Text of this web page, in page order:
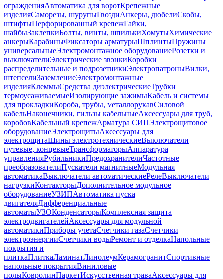
огражденияАвтоматика для воротКрепежные
изделияСаморезы, шурупыГвоздиАнкеры, дюбелиСкобы,
штифтыПерфорированный крепежГайки,
шайбыЗаклепкиБолты, винты, шпилькиХомутыХимические
анкерыКарабиныФиксаторы арматурыШплинтыПружины
универсальныеЭлектромонтажное оборудованиеРозетки и
выключателиЭлектрические звонкиКоробки
распределительные и подрозетникиЭлектропатроныВилки,
штепселиЗаземлениеЭлектромонтажные
изделияКлеммыСредства диэлектрическиеТрубки
термоусаживаемыеИзолирующие зажимыКабель и системы
для прокладкиКороба, трубы, металлорукавСиловой
кабельНаконечники, гильзы кабельныеАксессуары для труб,
коробовКабельный крепежАрматура СИПЭлектрощитовое
оборудованиеЭлектрощитыАксессуары для
электрощитаШины электротехническиеВыключатели
путевые, концевыеТрансформаторыАппаратура
управленияРубильникиПредохранителиЧастотные
преобразователиПускатели магнитныеМодульная
автоматикаВыключатели автоматическиеРелеВыключатели
нагрузкиКонтакторыДополнительное модульное
оборудованиеУЗИПАвтоматика пуска
двигателяДифференциальные
автоматыУЗОКонденсаторыКомплексная защита
электродвигателейАксессуары для модульной
автоматикиПриборы учетаСчетчики газаСчетчики
электроэнергииСчетчики водыРемонт и отделкаНапольные
покрытия и
плиткаПлиткаЛаминатЛинолеумКерамогранитСпортивные
напольные покрытияВиниловые
полыКовролинПаркетИскусственная траваАксессуары для